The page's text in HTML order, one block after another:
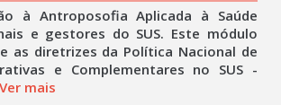
à Antroposofia Aplicada à Saúde
e gestores do SUS. Este módulo
as diretrizes da Política Nacional de
e Complementares no SUS -
Ver mais